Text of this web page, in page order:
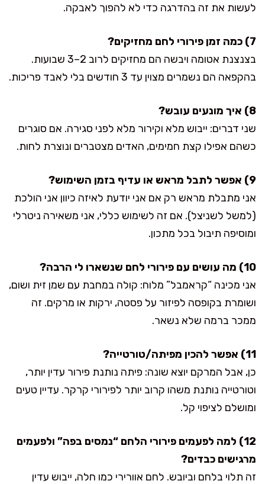
לעשות את זה בהדרגה כדי לא להפוך לאבקה.
7) כמה זמן פירורי לחם מחזיקים?
בצנצנת אטומה ויבשה הם מחזיקים לרוב 2–3 שבועות.
בהקפאה הם נשמרים מצוין עד 3 חודשים בלי לאבד פריכות.
8) איך מונעים עובש?
שני דברים: ייבוש מלא וקירור מלא לפני סגירה. אם סוגרים
כשהם אפילו קצת חמימים, האדים מצטברים ונוצרת לחות.
9) אפשר לתבל מראש או עדיף בזמן השימוש?
אני מתבלת מראש רק אם אני יודעת לאיזה כיוון אני הולכת
(למשל לשניצל). אם זה לשימוש כללי, אני משאירה ניטרלי
ומוסיפה תיבול בכל מתכון.
10) מה עושים עם פירורי לחם שנשארו לי הרבה?
אני מכינה “קראמבל” מלוח: קולה במחבת עם שמן זית ושום,
ושומרת בקופסה לפיזור על פסטה, ירקות או מרקים. זה
ממכר ברמה שלא נשאר.
11) אפשר להכין מפיתה/טורטייה?
כן, אבל המרקם יוצא שונה: פיתה נותנת פירור עדין יותר,
וטורטייה נותנת משהו קרוב יותר לפירורי קרקר. עדיין טעים
ומושלם לציפוי קל.
12) למה לפעמים פירורי הלחם “נמסים בפה” ולפעמים
מרגישים כבדים?
זה תלוי בלחם וביובש. לחם אוורירי כמו חלה, ייבוש עדין